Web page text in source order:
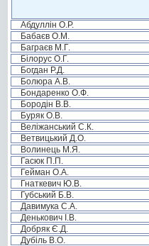
Абдуллін О.Р.
Бабаєв О.М.
Баграєв М.Г.
Білорус О.Г.
Богдан Р.Д.
Болюра А.В.
Бондаренко О.Ф.
Бородін В.В.
Буряк О.В.
Веліжанський С.К.
Ветвицький Д.О.
Волинець М.Я.
Гасюк П.П.
Гейман О.А.
Гнаткевич Ю.В.
Губський Б.В.
Давимука С.А.
Денькович І.В.
Добряк Є.Д.
Дубіль В.О.